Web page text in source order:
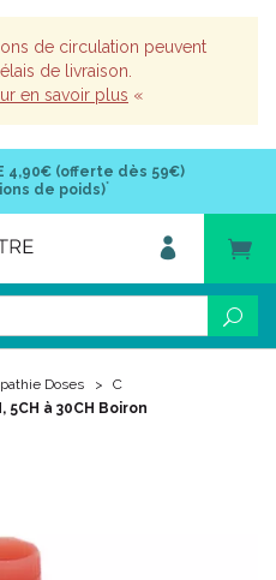
de circulation peuvent
de livraison.
en savoir plus «
4,90€ (offerte dès 59€)
de poids)*
Doses
C
à 30CH Boiron